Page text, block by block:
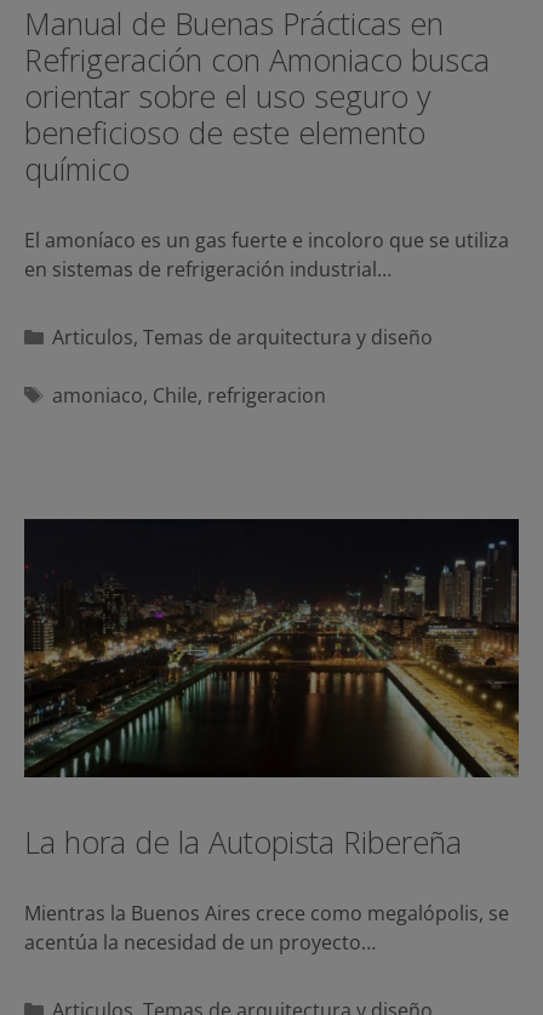
Manual de Buenas Prácticas en
Refrigeración con Amoniaco busca
orientar sobre el uso seguro y
beneficioso de este elemento
químico
El amoníaco es un gas fuerte e incoloro que se utiliza
en sistemas de refrigeración industrial…
Categorías
Articulos, Temas de arquitectura y diseño
Etiquetas
amoniaco, Chile, refrigeracion
La hora de la Autopista Ribereña
Mientras la Buenos Aires crece como megalópolis, se
acentúa la necesidad de un proyecto…
Categorías